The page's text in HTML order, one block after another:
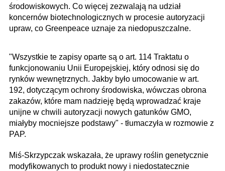
środowiskowych. Co więcej zezwalają na udział
koncernów biotechnologicznych w procesie autoryzacji
upraw, co Greenpeace uznaje za niedopuszczalne.
"Wszystkie te zapisy oparte są o art. 114 Traktatu o
funkcjonowaniu Unii Europejskiej, który odnosi się do
rynków wewnętrznych. Jakby było umocowanie w art.
192, dotyczącym ochrony środowiska, wówczas obrona
zakazów, które mam nadzieję będą wprowadzać kraje
unijne w chwili autoryzacji nowych gatunków GMO,
miałyby mocniejsze podstawy" - tłumaczyła w rozmowie z
PAP.
Miś-Skrzypczak wskazała, że uprawy roślin genetycznie
modyfikowanych to produkt nowy i niedostatecznie